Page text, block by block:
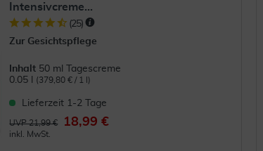
Intensivcreme...
(25)
Zur Gesichtspflege
Inhalt 50 ml Tagescreme
0.05 l
(379,80 € / 1 l)
Lieferzeit 1-2 Tage
UVP 21,99 € 18,99 €
inkl. MwSt.